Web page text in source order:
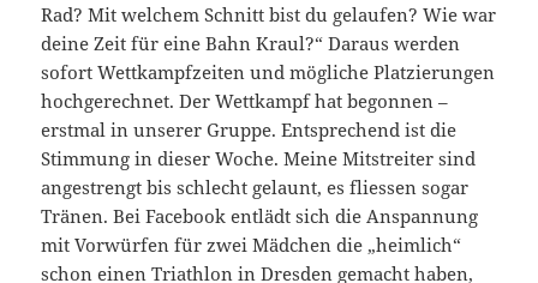
Rad? Mit welchem Schnitt bist du gelaufen? Wie war
deine Zeit für eine Bahn Kraul?“ Daraus werden
sofort Wettkampfzeiten und mögliche Platzierungen
hochgerechnet. Der Wettkampf hat begonnen –
erstmal in unserer Gruppe. Entsprechend ist die
Stimmung in dieser Woche. Meine Mitstreiter sind
angestrengt bis schlecht gelaunt, es fliessen sogar
Tränen. Bei Facebook entlädt sich die Anspannung
mit Vorwürfen für zwei Mädchen die „heimlich“
schon einen Triathlon in Dresden gemacht haben,